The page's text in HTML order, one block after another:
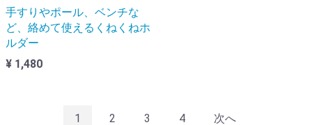
手すりやポール、ベンチな
ど、絡めて使えるくねくねホ
ルダー
¥ 1,480
1 2 3 4 次へ